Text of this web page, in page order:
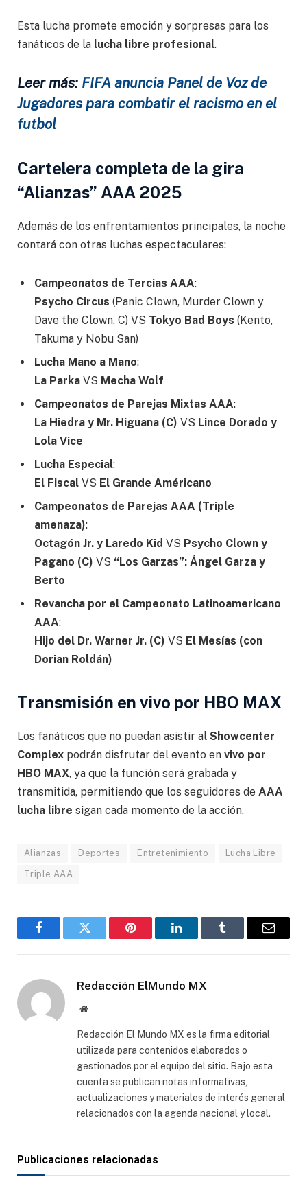
Esta lucha promete emoción y sorpresas para los
fanáticos de la lucha libre profesional.
Leer más: FIFA anuncia Panel de Voz de
Jugadores para combatir el racismo en el
futbol
Cartelera completa de la gira
“Alianzas” AAA 2025
Además de los enfrentamientos principales, la noche
contará con otras luchas espectaculares:
Campeonatos de Tercias AAA:
Psycho Circus (Panic Clown, Murder Clown y
Dave the Clown, C) VS Tokyo Bad Boys (Kento,
Takuma y Nobu San)
Lucha Mano a Mano:
La Parka VS Mecha Wolf
Campeonatos de Parejas Mixtas AAA:
La Hiedra y Mr. Higuana (C) VS Lince Dorado y
Lola Vice
Lucha Especial:
El Fiscal VS El Grande Américano
Campeonatos de Parejas AAA (Triple
amenaza):
Octagón Jr. y Laredo Kid VS Psycho Clown y
Pagano (C) VS “Los Garzas”: Ángel Garza y
Berto
Revancha por el Campeonato Latinoamericano
AAA:
Hijo del Dr. Warner Jr. (C) VS El Mesías (con
Dorian Roldán)
Transmisión en vivo por HBO MAX
Los fanáticos que no puedan asistir al Showcenter
Complex podrán disfrutar del evento en vivo por
HBO MAX, ya que la función será grabada y
transmitida, permitiendo que los seguidores de AAA
lucha libre sigan cada momento de la acción.
Alianzas Deportes Entretenimiento Lucha Libre
Triple AAA
FacebookGorjeo Pinterest LinkedInTumblr
Correo
Redacción ElMundo MX
Sitio
Redacción El Mundo MX es la firma editorial
utilizada para contenidos elaborados o
gestionados por el equipo del sitio. Bajo esta
cuenta se publican notas informativas,
actualizaciones y materiales de interés general
relacionados con la agenda nacional y local.
Publicaciones relacionadas